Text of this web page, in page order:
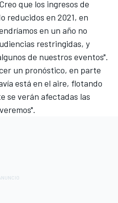
que los ingresos de
reducidos en 2021, en
en un año no
restringidas, y
de nuestros eventos".
un pronóstico, en parte
está en el aire, flotando
se verán afectadas las